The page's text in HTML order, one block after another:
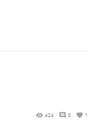
424 0 1